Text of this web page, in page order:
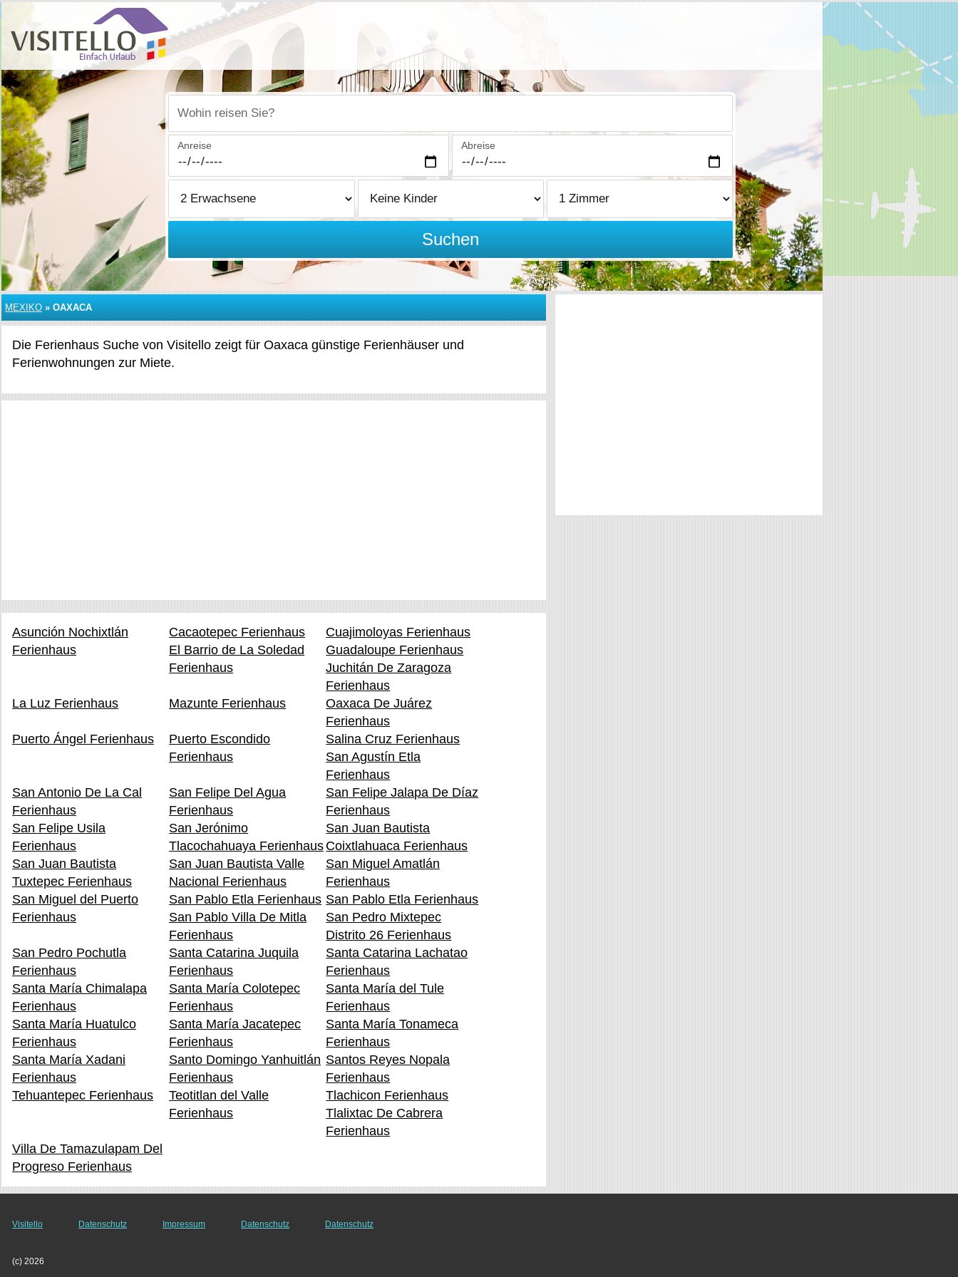
Wohin reisen Sie?
Anreise Abreise
Suchen
MEXIKO » OAXACA
Die Ferienhaus Suche von Visitello zeigt für Oaxaca günstige Ferienhäuser und
Ferienwohnungen zur Miete.
Asunción Nochixtlán
Ferienhaus
Cacaotepec Ferienhaus
Cuajimoloyas Ferienhaus
El Barrio de La Soledad
Ferienhaus
Guadaloupe Ferienhaus
Juchitán De Zaragoza
Ferienhaus
La Luz Ferienhaus
Mazunte Ferienhaus
Oaxaca De Juárez
Ferienhaus
Puerto Ángel Ferienhaus
Puerto Escondido
Ferienhaus
Salina Cruz Ferienhaus
San Agustín Etla
Ferienhaus
San Antonio De La Cal
Ferienhaus
San Felipe Del Agua
Ferienhaus
San Felipe Jalapa De Díaz
Ferienhaus
San Felipe Usila
Ferienhaus
San Jerónimo
Tlacochahuaya Ferienhaus
San Juan Bautista
Coixtlahuaca Ferienhaus
San Juan Bautista
Tuxtepec Ferienhaus
San Juan Bautista Valle
Nacional Ferienhaus
San Miguel Amatlán
Ferienhaus
San Miguel del Puerto
Ferienhaus
San Pablo Etla Ferienhaus San Pablo Etla Ferienhaus
San Pablo Villa De Mitla
Ferienhaus
San Pedro Mixtepec
Distrito 26 Ferienhaus
San Pedro Pochutla
Ferienhaus
Santa Catarina Juquila
Ferienhaus
Santa Catarina Lachatao
Ferienhaus
Santa María Chimalapa
Ferienhaus
Santa María Colotepec
Ferienhaus
Santa María del Tule
Ferienhaus
Santa María Huatulco
Ferienhaus
Santa María Jacatepec
Ferienhaus
Santa María Tonameca
Ferienhaus
Santa María Xadani
Ferienhaus
Santo Domingo Yanhuitlán
Ferienhaus
Santos Reyes Nopala
Ferienhaus
Tehuantepec Ferienhaus
Teotitlan del Valle
Ferienhaus
Tlachicon Ferienhaus
Tlalixtac De Cabrera
Ferienhaus
Villa De Tamazulapam Del
Progreso Ferienhaus
Visitello Datenschutz Impressum Datenschutz Datenschutz
(c) 2026